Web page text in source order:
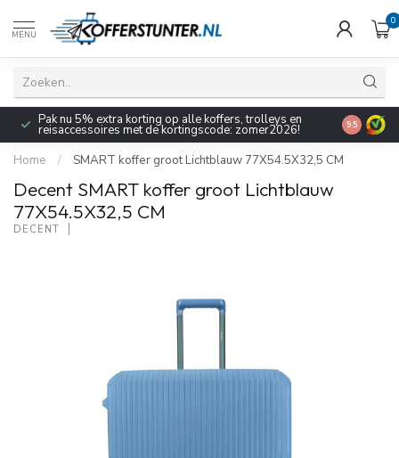
MENU
0
Pak nu 5% extra korting op alle koffers, trolleys en
reisaccessoires met de kortingscode: zomer2026! 9.5
Home / SMART koffer groot Lichtblauw 77X54.5X32,5 CM
Decent SMART koffer groot Lichtblauw
77X54.5X32,5 CM
DECENT